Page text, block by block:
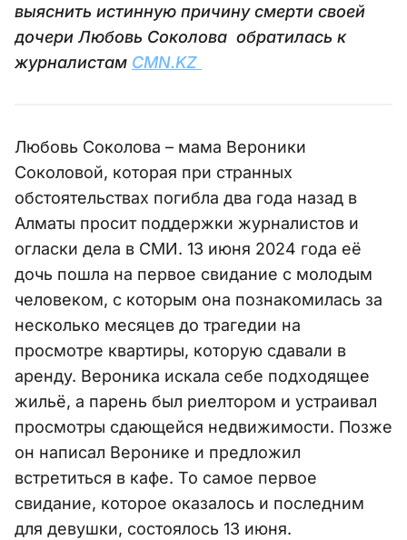
выяснить истинную причину смерти своей
дочери Любовь Соколова обратилась к
журналистам CMN.KZ
Любовь Соколова – мама Вероники
Соколовой, которая при странных
обстоятельствах погибла два года назад в
Алматы просит поддержки журналистов и
огласки дела в СМИ. 13 июня 2024 года её
дочь пошла на первое свидание с молодым
человеком, с которым она познакомилась за
несколько месяцев до трагедии на
просмотре квартиры, которую сдавали в
аренду. Вероника искала себе подходящее
жильё, а парень был риелтором и устраивал
просмотры сдающейся недвижимости. Позже
он написал Веронике и предложил
встретиться в кафе. То самое первое
свидание, которое оказалось и последним
для девушки, состоялось 13 июня.